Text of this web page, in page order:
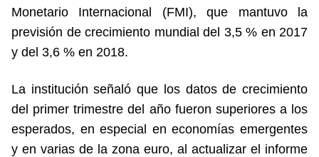
Monetario Internacional (FMI), que mantuvo la
previsión de crecimiento mundial del 3,5 % en 2017
y del 3,6 % en 2018.
La institución señaló que los datos de crecimiento
del primer trimestre del año fueron superiores a los
esperados, en especial en economías emergentes
y en varias de la zona euro, al actualizar el informe